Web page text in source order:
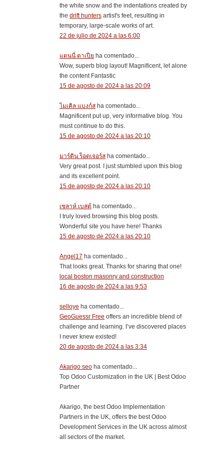
the white snow and the indentations created by
the drift hunters artist's feet, resulting in
temporary, large-scale works of art.
22 de julio de 2024 a las 6:00
แดนนี่ ตาเปีย ha comentado...
Wow, superb blog layout! Magnificent, let alone
the content Fantastic
15 de agosto de 2024 a las 20:09
ไมเคิล แบงก์ส ha comentado...
Magnificent put up, very informative blog. You
must continue to do this.
15 de agosto de 2024 a las 20:10
มาร์ติน ร็อดเจอร์ส ha comentado...
Very great post. I just stumbled upon this blog
and its excellent point.
15 de agosto de 2024 a las 20:10
เซลาห์ เบสต์ ha comentado...
I truly loved browsing this blog posts.
Wonderful site you have here! Thanks
15 de agosto de 2024 a las 20:10
Angel17 ha comentado...
That looks great. Thanks for sharing that one!
local boston masonry and construction
16 de agosto de 2024 a las 9:53
selloye ha comentado...
GeoGuessr Free offers an incredible blend of
challenge and learning. I’ve discovered places
I never knew existed!
20 de agosto de 2024 a las 3:34
Akarigo seo ha comentado...
Top Odoo Customization in the UK | Best Odoo
Partner
Akarigo, the best Odoo Implementation
Partners in the UK, offers the best Odoo
Development Services in the UK across almost
all sectors of the market.